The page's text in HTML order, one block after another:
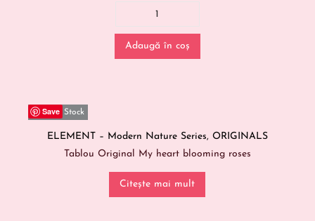
Adaugă în coș
Save
Out Of Stock
ELEMENT – Modern Nature Series, ORIGINALS
Tablou Original My heart blooming roses
Citește mai mult